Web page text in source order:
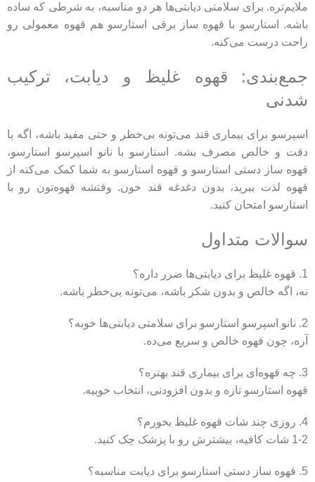
ملایم‌تره. برای سلامتی دیابتی‌ها هر دو مناسبه، به شرطی که ساده
باشه. استارسو با قهوه ساز برقی استارسو هم قهوه معمولی رو
راحت درست می‌کنه.
جمع‌بندی: قهوه غلیظ و دیابت، ترکیب
شدنی
اسپرسو برای بیماری قند می‌تونه بی‌خطر و حتی مفید باشه، اگه با
دقت و خالص مصرف بشه. استارسو با نانو اسپرسو استارسو،
قهوه ساز دستی استارسو و قهوه استارسو به شما کمک می‌کنه از
قهوه لذت ببرید، بدون دغدغه قند خون. وقتشه قهوه‌تون رو با
استارسو امتحان کنید.
سوالات متداول
1. قهوه غلیظ برای دیابتی‌ها ضرر داره؟
نه، اگه خالص و بدون شکر باشه، می‌تونه بی‌خطر باشه.
2. نانو اسپرسو استارسو برای سلامتی دیابتی‌ها خوبه؟
آره، چون قهوه خالص و سریع می‌ده.
3. چه قهوه‌ای برای بیماری قند بهتره؟
قهوه استارسو تازه و بدون افزودنی، انتخاب خوبیه.
4. روزی چند شات قهوه غلیظ بخورم؟
1-2 شات کافیه، بیشترش رو با پزشک چک کنید.
5. قهوه ساز دستی استارسو برای دیابت مناسبه؟